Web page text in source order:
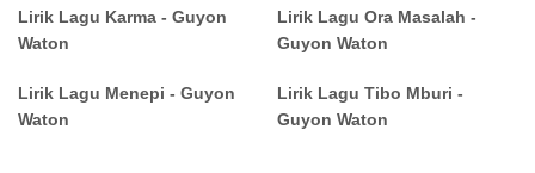
Lirik Lagu Karma - Guyon
Waton
Lirik Lagu Ora Masalah -
Guyon Waton
Lirik Lagu Menepi - Guyon
Waton
Lirik Lagu Tibo Mburi -
Guyon Waton